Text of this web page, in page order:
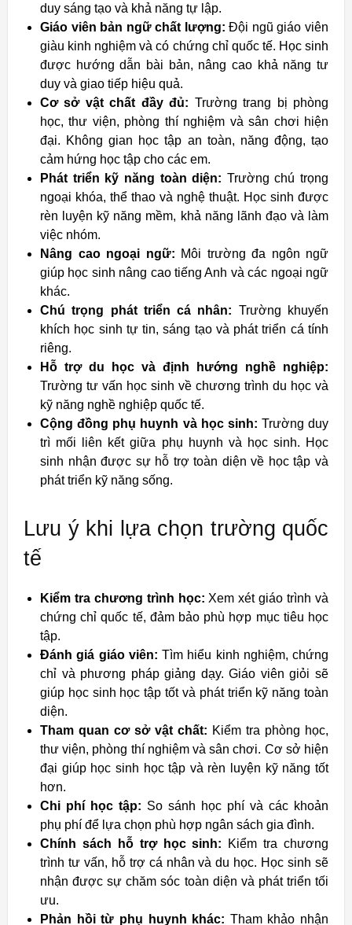
duy sáng tạo và khả năng tự lập.
Giáo viên bản ngữ chất lượng: Đội ngũ giáo viên
giàu kinh nghiệm và có chứng chỉ quốc tế. Học sinh
được hướng dẫn bài bản, nâng cao khả năng tư
duy và giao tiếp hiệu quả.
Cơ sở vật chất đầy đủ: Trường trang bị phòng
học, thư viện, phòng thí nghiệm và sân chơi hiện
đại. Không gian học tập an toàn, năng động, tạo
cảm hứng học tập cho các em.
Phát triển kỹ năng toàn diện: Trường chú trọng
ngoại khóa, thể thao và nghệ thuật. Học sinh được
rèn luyện kỹ năng mềm, khả năng lãnh đạo và làm
việc nhóm.
Nâng cao ngoại ngữ: Môi trường đa ngôn ngữ
giúp học sinh nâng cao tiếng Anh và các ngoại ngữ
khác.
Chú trọng phát triển cá nhân: Trường khuyến
khích học sinh tự tin, sáng tạo và phát triển cá tính
riêng.
Hỗ trợ du học và định hướng nghề nghiệp:
Trường tư vấn học sinh về chương trình du học và
kỹ năng nghề nghiệp quốc tế.
Cộng đồng phụ huynh và học sinh: Trường duy
trì mối liên kết giữa phụ huynh và học sinh. Học
sinh nhận được sự hỗ trợ toàn diện về học tập và
phát triển kỹ năng sống.
Lưu ý khi lựa chọn trường quốc
tế
Kiểm tra chương trình học: Xem xét giáo trình và
chứng chỉ quốc tế, đảm bảo phù hợp mục tiêu học
tập.
Đánh giá giáo viên: Tìm hiểu kinh nghiệm, chứng
chỉ và phương pháp giảng dạy. Giáo viên giỏi sẽ
giúp học sinh học tập tốt và phát triển kỹ năng toàn
diện.
Tham quan cơ sở vật chất: Kiểm tra phòng học,
thư viện, phòng thí nghiệm và sân chơi. Cơ sở hiện
đại giúp học sinh học tập và rèn luyện kỹ năng tốt
hơn.
Chi phí học tập: So sánh học phí và các khoản
phụ phí để lựa chọn phù hợp ngân sách gia đình.
Chính sách hỗ trợ học sinh: Kiểm tra chương
trình tư vấn, hỗ trợ cá nhân và du học. Học sinh sẽ
nhận được sự chăm sóc toàn diện và phát triển tối
ưu.
Phản hồi từ phụ huynh khác: Tham khảo nhận